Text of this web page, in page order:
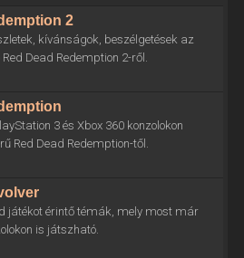
2
kívánságok, beszélgetések az
Dead Redemption 2-ről.
3 és Xbox 360 konzolokon
Red Dead Redemption-től.
játékot érintő témák, mely most már
is játszható.